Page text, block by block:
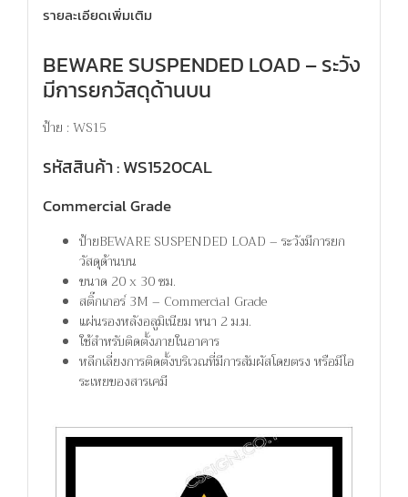
รายละเอียดเพิ่มเติม
BEWARE SUSPENDED LOAD – ระวัง
มีการยกวัสดุด้านบน
ป้าย : WS15
รหัสสินค้า : WS1520CAL
Commercial Grade
ป้ายBEWARE SUSPENDED LOAD – ระวังมีการยก
วัสดุด้านบน
ขนาด 20 x 30 ซม.
สติ๊กเกอร์ 3M – Commercial Grade
แผ่นรองหลังอลูมิเนียม หนา 2 ม.ม.
ใช้สำหรับติดตั้งภายในอาคาร
หลีกเลี่ยงการติดตั้งบริเวณที่มีการสัมผัสโดยตรง หรือมีไอ
ระเหยของสารเคมี